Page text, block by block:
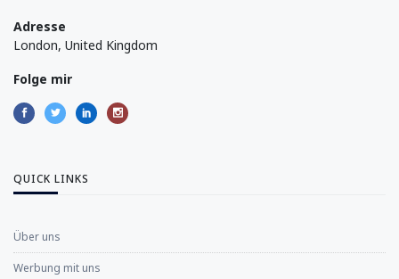
Adresse
London, United Kingdom
Folge mir
QUICK LINKS
Über uns
Werbung mit uns